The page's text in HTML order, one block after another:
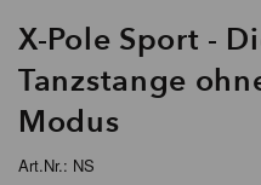
X-Pole Sport -
Tanzstange
Modus
Art.Nr.: NS